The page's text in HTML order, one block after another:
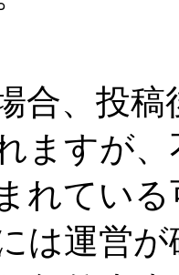
合、投稿
ますが
れている
は運営が